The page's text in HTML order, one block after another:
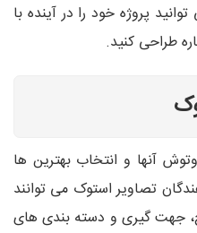
پروژه خود را در آینده با
طراحی کنید.
آنها و انتخاب بهترین ها
تصاویر استوک می توانند
جهت گیری و دسته بندی های